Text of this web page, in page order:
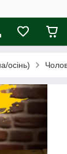
осінь)